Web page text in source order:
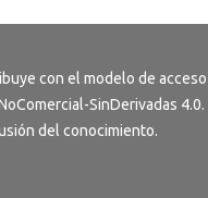
con el modelo de acceso
SinDerivadas 4.0
del conocimiento.